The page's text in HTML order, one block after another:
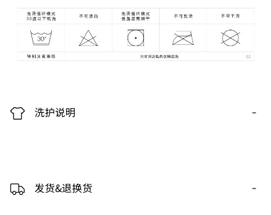
洗护说明 -
发货&退换货 -